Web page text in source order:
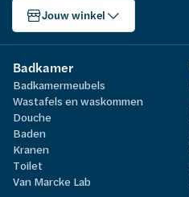
Jouw winkel
Badkamer
Badkamermeubels
Wastafels en waskommen
Douche
Baden
Kranen
Toilet
Van Marcke Lab